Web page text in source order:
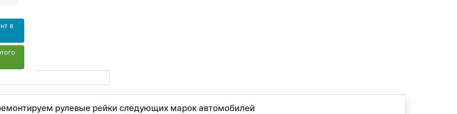
в
рулевые рейки следующих марок автомобилей